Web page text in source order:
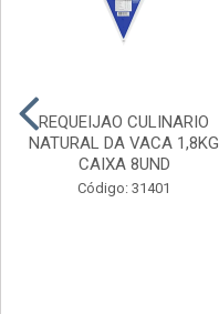
REQUEIJAO CULINARIO
NATURAL DA VACA 1,8KG
CAIXA 8UND
Código: 31401